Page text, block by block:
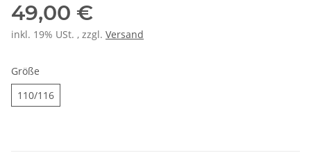
49,00 €
inkl. 19% USt. , zzgl. Versand
Größe
110/116110/116